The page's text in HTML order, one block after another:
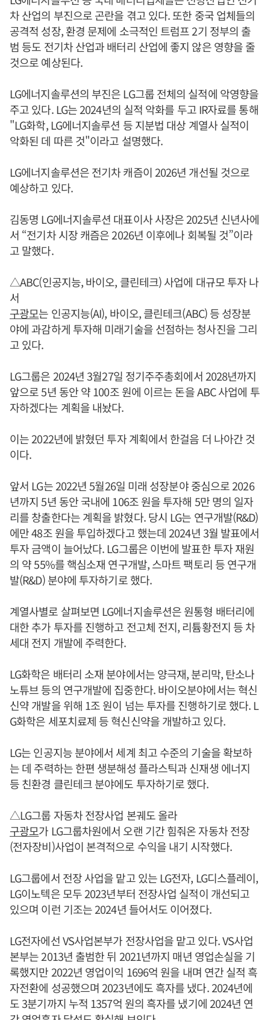
차 산업의 부진으로 곤란을 겪고 있다. 또한 중국 업체들의
공격적 성장, 환경 문제에 소극적인 트럼프 2기 정부의 출
범 등도 전기차 산업과 배터리 산업에 좋지 않은 영향을 줄
것으로 예상된다.
LG에너지솔루션의 부진은 LG그룹 전체의 실적에 악영향을
주고 있다. LG는 2024년의 실적 악화를 두고 IR자료를 통해
"LG화학, LG에너지솔루션 등 지분법 대상 계열사 실적이
악화된 데 따른 것"이라고 설명했다.
LG에너지솔루션은 전기차 캐즘이 2026년 개선될 것으로
예상하고 있다.
김동명 LG에너지솔루션 대표이사 사장은 2025년 신년사에
서 “전기차 시장 캐즘은 2026년 이후에나 회복될 것”이라
고 말했다.
△ABC(인공지능, 바이오, 클린테크) 사업에 대규모 투자 나
서
구광모는 인공지능(AI), 바이오, 클린테크(ABC) 등 성장분
야에 과감하게 투자해 미래기술을 선점하는 청사진을 그리
고 있다.
LG그룹은 2024년 3월27일 정기주주총회에서 2028년까지
앞으로 5년 동안 약 100조 원에 이르는 돈을 ABC 사업에 투
자하겠다는 계획을 내놨다.
이는 2022년에 밝혔던 투자 계획에서 한걸음 더 나아간 것
이다.
앞서 LG는 2022년 5월26일 미래 성장분야 중심으로 2026
년까지 5년 동안 국내에 106조 원을 투자해 5만 명의 일자
리를 창출한다는 계획을 밝혔다. 당시 LG는 연구개발(R&D)
에만 48조 원을 투입하겠다고 했는데 2024년 3월 발표에서
투자 금액이 늘어났다. LG그룹은 이번에 발표한 투자 재원
의 약 55%를 핵심소재 연구개발, 스마트 팩토리 등 연구개
발(R&D) 분야에 투자하기로 했다.
계열사별로 살펴보면 LG에너지솔루션은 원통형 배터리에
대한 추가 투자를 진행하고 전고체 전지, 리튬황전지 등 차
세대 전지 개발에 주력한다.
LG화학은 배터리 소재 분야에서는 양극재, 분리막, 탄소나
노튜브 등의 연구개발에 집중한다. 바이오분야에서는 혁신
신약 개발을 위해 1조 원이 넘는 투자를 진행하기로 했다. L
G화학은 세포치료제 등 혁신신약을 개발하고 있다.
LG는 인공지능 분야에서 세계 최고 수준의 기술을 확보하
는 데 주력하는 한편 생분해성 플라스틱과 신재생 에너지
등 친환경 클린테크 분야에도 투자하기로 했다.
△LG그룹 자동차 전장사업 본궤도 올라
구광모가 LG그룹차원에서 오랜 기간 힘줘온 자동차 전장
(전자장비)사업이 본격적으로 수익을 내기 시작했다.
LG그룹에서 전장 사업을 맡고 있는 LG전자, LG디스플레이,
LG이노텍은 모두 2023년부터 전장사업 실적이 개선되고
있으며 이런 기조는 2024년 들어서도 이어졌다.
LG전자에선 VS사업본부가 전장사업을 맡고 있다. VS사업
본부는 2013년 출범한 뒤 2021년까지 매년 영업손실을 기
록했지만 2022년 영업이익 1696억 원을 내며 연간 실적 흑
자전환에 성공했으며 2023년에도 흑자를 냈다. 2024년에
도 3분기까지 누적 1357억 원의 흑자를 냈기에 2024년 연